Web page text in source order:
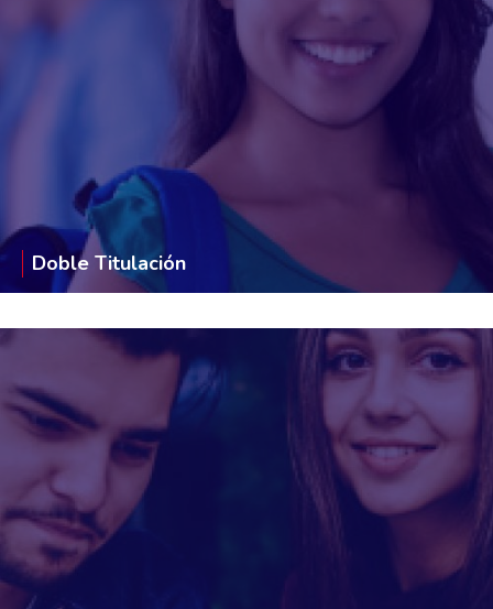
Doble Titulación